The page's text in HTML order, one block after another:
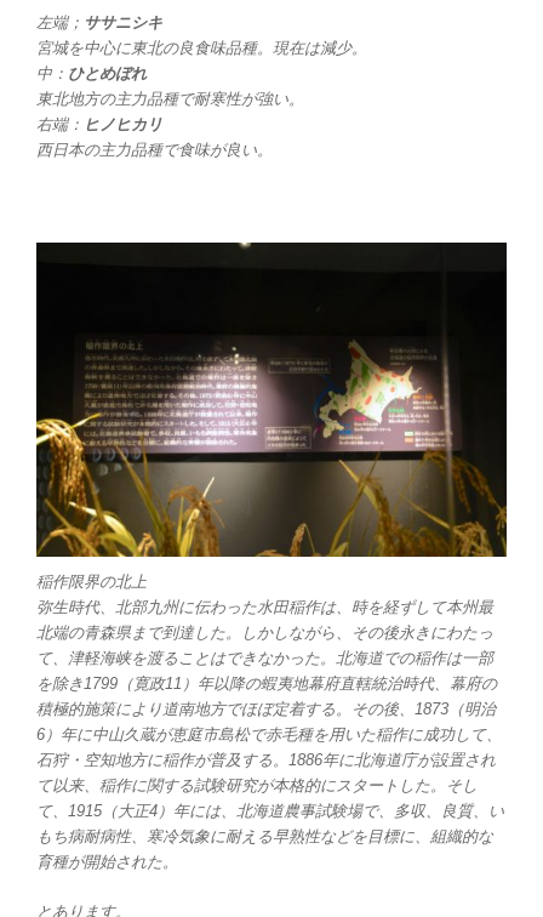
左端； ササニシキ
宮城を中心に東北の良食味品種。現在は減少。
中： ひとめぼれ
東北地方の主力品種で耐寒性が強い。
右端： ヒノヒカリ
西日本の主力品種で食味が良い。
稲作限界の北上
弥生時代、北部九州に伝わった水田稲作は、時を経ずして本州最
北端の青森県まで到達した。しかしながら、その後永きにわたっ
て、津軽海峡を渡ることはできなかった。北海道での稲作は一部
を除き1799（寛政11）年以降の蝦夷地幕府直轄統治時代、幕府の
積極的施策により道南地方でほぼ定着する。その後、1873（明治
6）年に中山久蔵が恵庭市島松で赤毛種を用いた稲作に成功して、
石狩・空知地方に稲作が普及する。1886年に北海道庁が設置され
て以来、稲作に関する試験研究が本格的にスタートした。そし
て、1915（大正4）年には、北海道農事試験場で、多収、良質、い
もち病耐病性、寒冷気象に耐える早熟性などを目標に、組織的な
育種が開始された。
とあります。